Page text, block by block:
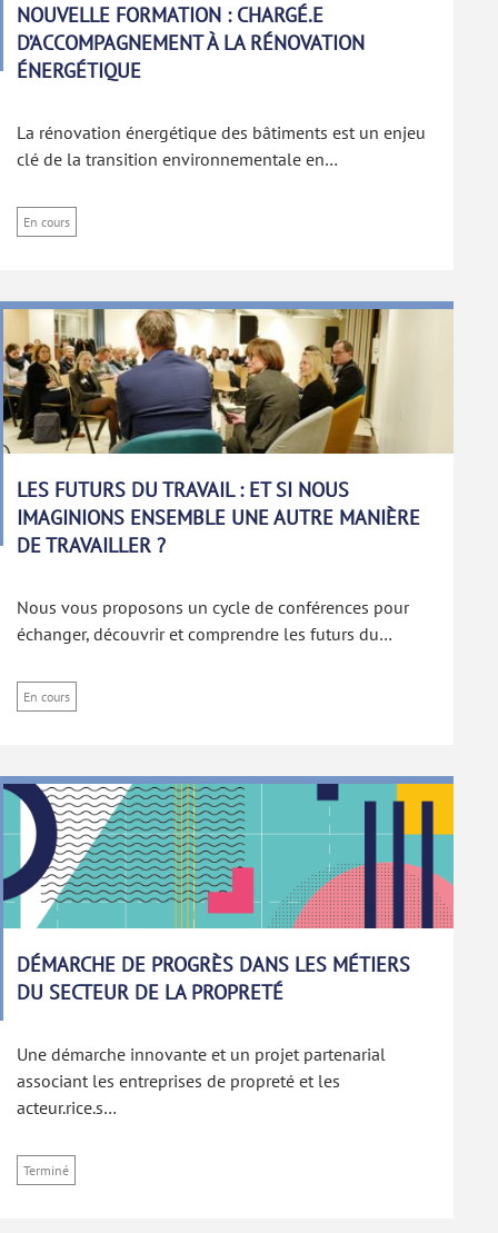
NOUVELLE FORMATION : CHARGÉ.E
D’ACCOMPAGNEMENT À LA RÉNOVATION
ÉNERGÉTIQUE
La rénovation énergétique des bâtiments est un enjeu
clé de la transition environnementale en…
En cours
LES FUTURS DU TRAVAIL : ET SI NOUS
IMAGINIONS ENSEMBLE UNE AUTRE MANIÈRE
DE TRAVAILLER ?
Nous vous proposons un cycle de conférences pour
échanger, découvrir et comprendre les futurs du…
En cours
DÉMARCHE DE PROGRÈS DANS LES MÉTIERS
DU SECTEUR DE LA PROPRETÉ
Une démarche innovante et un projet partenarial
associant les entreprises de propreté et les
acteur.rice.s…
Terminé